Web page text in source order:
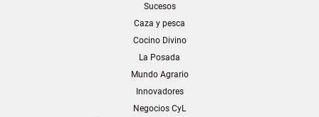
Sucesos
Caza y pesca
Cocino Divino
La Posada
Mundo Agrario
Innovadores
Negocios CyL